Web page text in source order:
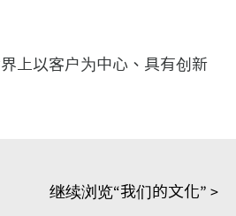
上以客户为中心、具有创新
继续浏览“我们的文化” >